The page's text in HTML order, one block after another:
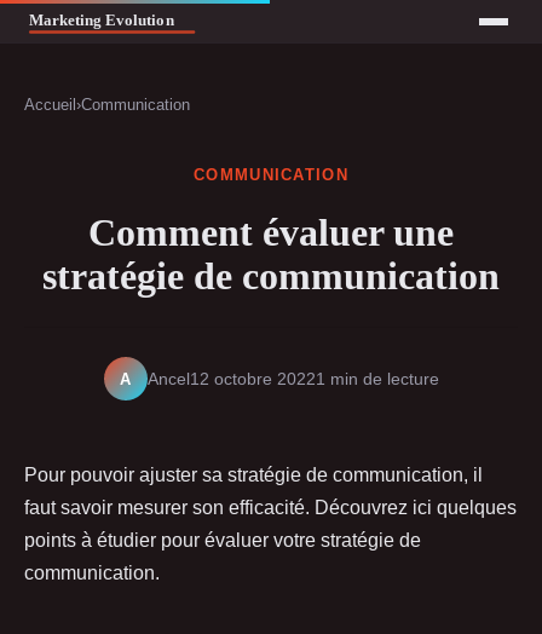
Accueil ›Communication
COMMUNICATION
Comment évaluer une
stratégie de communication
A Ancel 12 octobre 20221 min de lecture
Pour pouvoir ajuster sa stratégie de communication, il
faut savoir mesurer son efficacité. Découvrez ici quelques
points à étudier pour évaluer votre stratégie de
communication.